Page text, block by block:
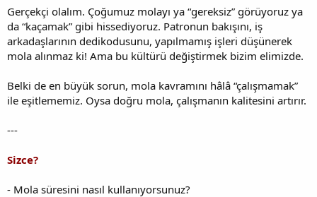
Gerçekçi olalım. Çoğumuz molayı ya “gereksiz” görüyoruz ya
da “kaçamak” gibi hissediyoruz. Patronun bakışını, iş
arkadaşlarının dedikodusunu, yapılmamış işleri düşünerek
mola alınmaz ki! Ama bu kültürü değiştirmek bizim elimizde.
Belki de en büyük sorun, mola kavramını hâlâ “çalışmamak”
ile eşitlememiz. Oysa doğru mola, çalışmanın kalitesini artırır.
---
Sizce?
- Mola süresini nasıl kullanıyorsunuz?